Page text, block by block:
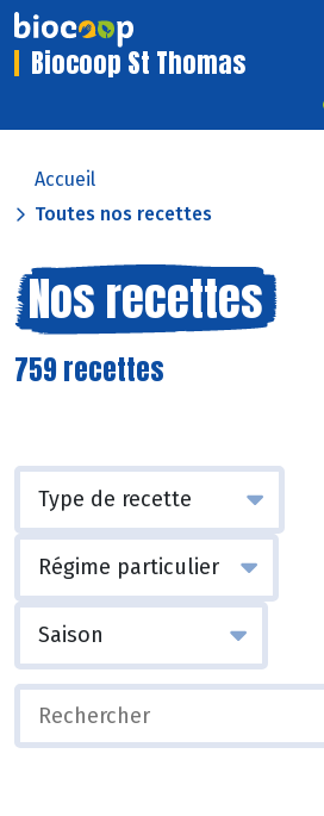
Biocoop St Thomas
Accueil
Toutes nos recettes
Nos recettes
759 recettes